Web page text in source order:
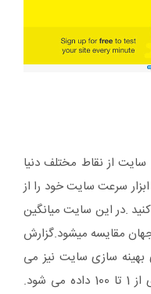
از نقاط مختلف دنیا
سرعت سایت خود را از
.در این سایت میانگین
مقایسه میشود.گزارش
سازی سایت نیز می
گردد و در هر بخش به سایت نمره ای از 1 تا 100 داده می شود.